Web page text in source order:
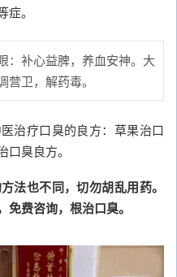
。
：补心益脾，养血安神。大
卫，解药毒。
治疗口臭的良方：草果治口
臭良方。
法也不同，切勿胡乱用药。
费咨询，根治口臭。